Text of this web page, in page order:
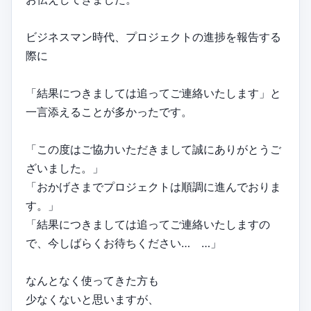
ビジネスマン時代、プロジェクトの進捗を報告する
際に
「結果につきましては追ってご連絡いたします」と
一言添えることが多かったです。
「この度はご協力いただきまして誠にありがとうご
ざいました。」
「おかげさまでプロジェクトは順調に進んでおりま
す。」
「結果につきましては追ってご連絡いたしますの
で、今しばらくお待ちください… …」
なんとなく使ってきた方も
少なくないと思いますが、